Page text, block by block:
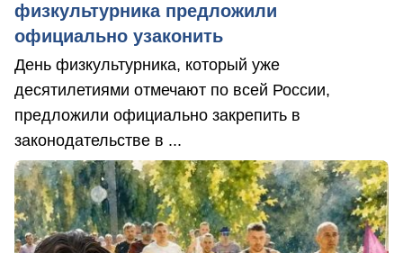
физкультурника предложили
официально узаконить
День физкультурника, который уже
десятилетиями отмечают по всей России,
предложили официально закрепить в
законодательстве в ...